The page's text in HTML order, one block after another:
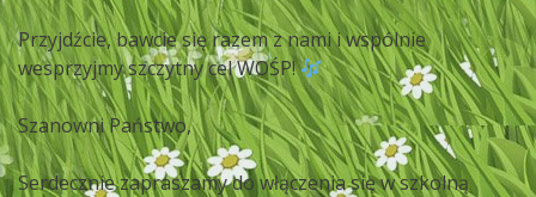
Przyjdźcie, bawcie się razem z nami i wspólnie
wesprzyjmy szczytny cel WOŚP!
Szanowni Państwo,
Serdecznie zapraszamy do włączenia się w szkolną